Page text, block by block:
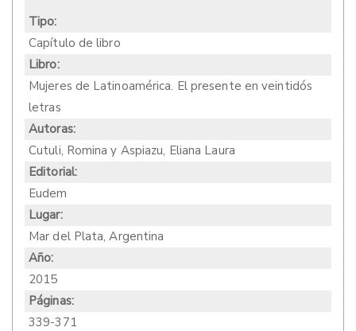
Tipo:
Capítulo de libro
Libro:
Mujeres de Latinoamérica. El presente en veintidós
letras
Autoras:
Cutuli, Romina y Aspiazu, Eliana Laura
Editorial:
Eudem
Lugar:
Mar del Plata, Argentina
Año:
2015
Páginas:
339-371